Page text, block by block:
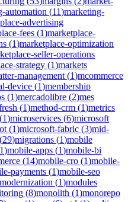
automation (11)marketing-
advertising
fees (1)marketplace-
(1)marketplace-optimization
seller-operations
strategy (1)markets
management (1)mcommerce
device (1)membership
(1)mercadolibre (2)mes
(1)method-crm (1)metrics
(1)microservices (6)microsoft
(1)microsoft-fabric (3)mid-
(29)migrations (1)mobile
1)mobile-apps (1)mobile-bi
(14)mobile-cro (1)mobile-
payments (1)mobile-seo
modernization (1)modules
(8)monolith (1)monorepo